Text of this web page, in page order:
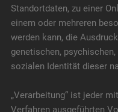
Standortdaten, zu einer
einem oder mehreren
werden kann, die
genetischen,
sozialen Identität dieser
„Verarbeitung“ ist jeder
Verfahren ausgeführten